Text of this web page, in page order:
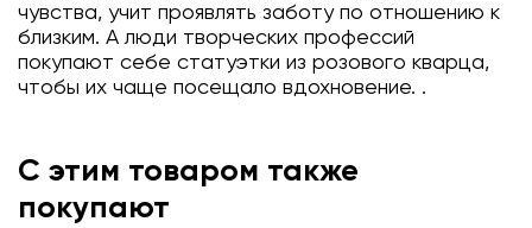
чувства, учит проявлять заботу по отношению к
близким. А люди творческих профессий
покупают себе статуэтки из розового кварца,
чтобы их чаще посещало вдохновение. .
С этим товаром также
покупают